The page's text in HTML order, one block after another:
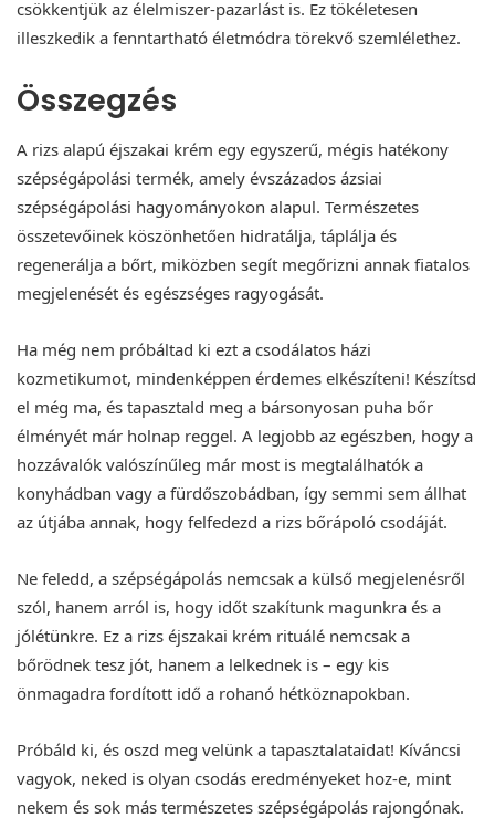
csökkentjük az élelmiszer-pazarlást is. Ez tökéletesen
illeszkedik a fenntartható életmódra törekvő szemlélethez.
Összegzés
A rizs alapú éjszakai krém egy egyszerű, mégis hatékony
szépségápolási termék, amely évszázados ázsiai
szépségápolási hagyományokon alapul. Természetes
összetevőinek köszönhetően hidratálja, táplálja és
regenerálja a bőrt, miközben segít megőrizni annak fiatalos
megjelenését és egészséges ragyogását.
Ha még nem próbáltad ki ezt a csodálatos házi
kozmetikumot, mindenképpen érdemes elkészíteni! Készítsd
el még ma, és tapasztald meg a bársonyosan puha bőr
élményét már holnap reggel. A legjobb az egészben, hogy a
hozzávalók valószínűleg már most is megtalálhatók a
konyhádban vagy a fürdőszobádban, így semmi sem állhat
az útjába annak, hogy felfedezd a rizs bőrápoló csodáját.
Ne feledd, a szépségápolás nemcsak a külső megjelenésről
szól, hanem arról is, hogy időt szakítunk magunkra és a
jólétünkre. Ez a rizs éjszakai krém rituálé nemcsak a
bőrödnek tesz jót, hanem a lelkednek is – egy kis
önmagadra fordított idő a rohanó hétköznapokban.
Próbáld ki, és oszd meg velünk a tapasztalataidat! Kíváncsi
vagyok, neked is olyan csodás eredményeket hoz-e, mint
nekem és sok más természetes szépségápolás rajongónak.